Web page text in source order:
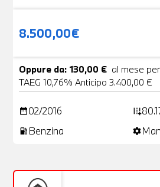
8.500,00€
Oppure da: 130,00 € al mese
TAEG 10,76% Anticipo 3.400,00 €
date_range02/2016 add_road
local_gas_station Benzina settings